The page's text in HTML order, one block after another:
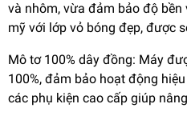
và nhôm, vừa đảm bảo độ
mỹ với lớp vỏ bóng đẹp, được
Mô tơ 100% dây đồng: Máy
100%, đảm bảo hoạt động
các phụ kiện cao cấp giúp